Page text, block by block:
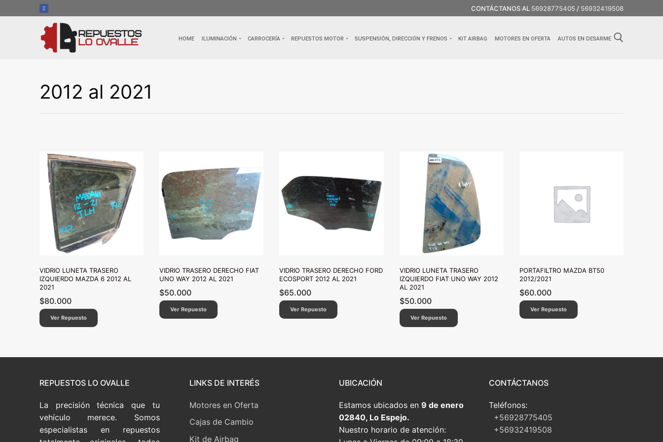
al
CONTÁCTANOS AL 56928775405 / 56932419508
HOME ILUMINACIÓN CARROCERÍA REPUESTOS MOTOR SUSPENSIÓN, DIRECCIÓN Y FRENOS KIT AIRBAG MOTORES EN OFERTA AUTOS EN DESARME
2012 al 2021
VIDRIO LUNETA TRASERO
IZQUIERDO MAZDA 6 2012 AL
2021
$80.000
Ver Repuesto
VIDRIO TRASERO DERECHO FIAT
UNO WAY 2012 AL 2021
$50.000
Ver Repuesto
VIDRIO TRASERO DERECHO FORD
ECOSPORT 2012 AL 2021
$65.000
Ver Repuesto
VIDRIO LUNETA TRASERO
IZQUIERDO FIAT UNO WAY 2012
AL 2021
$50.000
Ver Repuesto
PORTAFILTRO MAZDA BT50
2012/2021
$60.000
Ver Repuesto
REPUESTOS LO OVALLE
La precisión técnica que tu
vehículo merece. Somos
especialistas en repuestos
LINKS DE INTERÉS
Motores en Oferta
Cajas de Cambio
Kit de Airbag
UBICACIÓN
Estamos ubicados en 9 de enero
02840, Lo Espejo.
Nuestro horario de atención:
CONTÁCTANOS
Teléfonos:
+56928775405
+56932419508